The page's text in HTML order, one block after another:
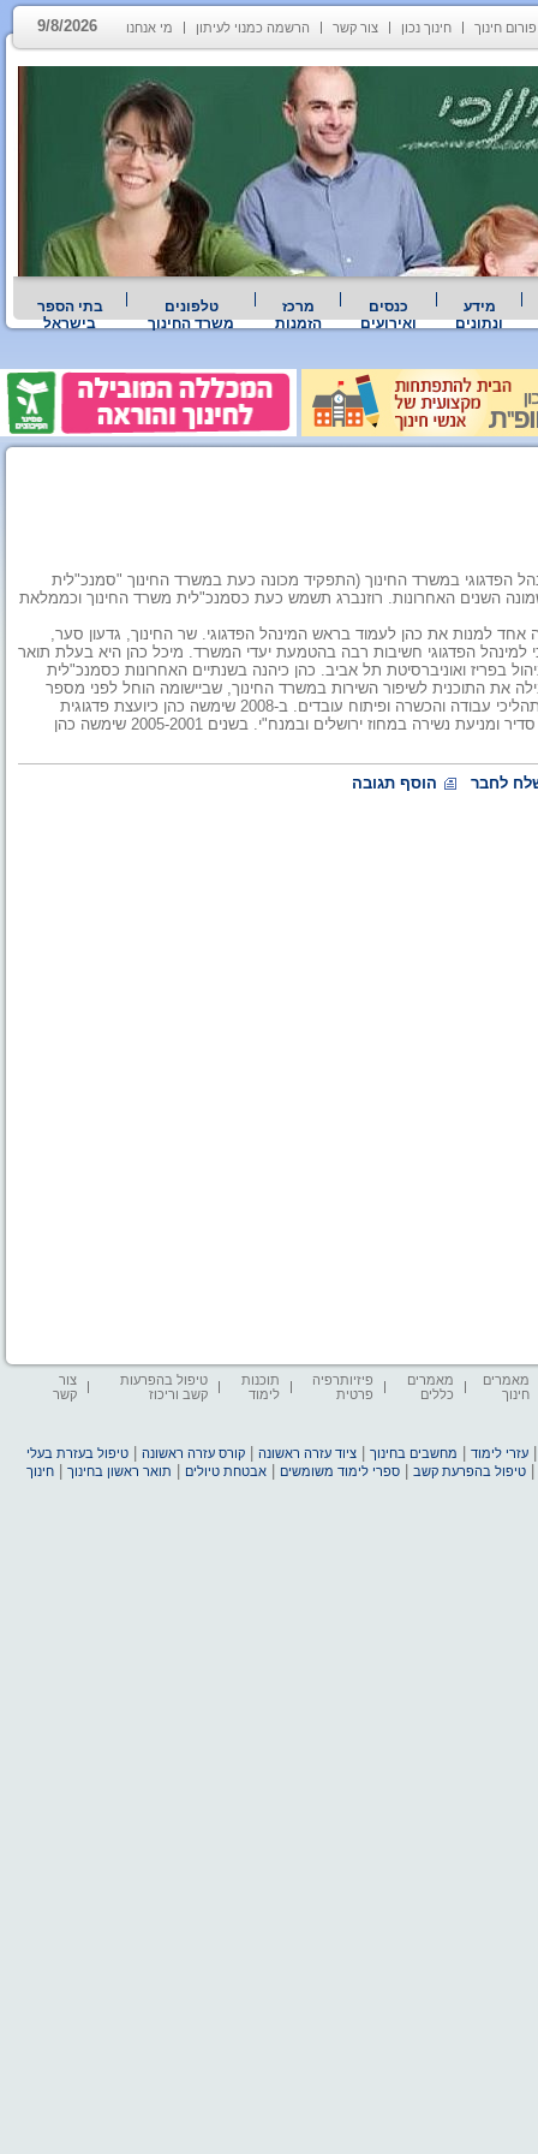
פורום חינוך חינוך נכון צור קשר הרשמה כמנוי לעיתון מי אנחנו 9/8/2026
מידע
ונתונים
כנסים
ואירועים
מרכז
הזמנות
טלפונים
משרד החינוך
בתי הספר
בישראל
הפדגוגי במשרד החינוך (התפקיד מכונה כעת במשרד החינוך "סמנכ"לית
השנים האחרונות. רוזנברג תשמש כעת כסמנכ"לית משרד החינוך וכממלאת
למנות את כהן לעמוד בראש המינהל הפדגוגי. שר החינוך, גדעון סער,
למינהל הפדגוגי חשיבות רבה בהטמעת יעדי המשרד. מיכל כהן היא בעלת תואר
בפריז ואוניברסיטת תל אביב. כהן כיהנה בשנתיים האחרונות כסמנכ"לית
את התוכנית לשיפור השירות במשרד החינוך, שביישומה הוחל לפני מספר
חודשים. כמו כן, הובילה כהן שינויים ארגוניים במבנה המשרד, שיפור תהליכי עבודה והכשרה ופיתוח עובדים. ב-2008 שימשה כהן כיועצת פדגוגית
למנכ"לית משרד החינוך. בשנים 2007-2005 שימשה כמפקחת ביקור סדיר ומניעת נשירה במחוז ירושלים ובמנח"י. בשנים 2005-2001 שימשה כהן
לחבר הוסף תגובה
מאמרים
חינוך
מאמרים
כללים
פיזיותרפיה
פרטית
תוכנות
לימוד
טיפול בהפרעות
קשב וריכוז
צור
קשר
עזרי לימוד מחשבים בחינוך |ציוד עזרה ראשונה |קורס עזרה ראשונה |טיפול בעזרת בעלי
|טיפול בהפרעת קשב |ספרי לימוד משומשים |אבטחת טיולים תואר ראשון בחינוך |חינוך